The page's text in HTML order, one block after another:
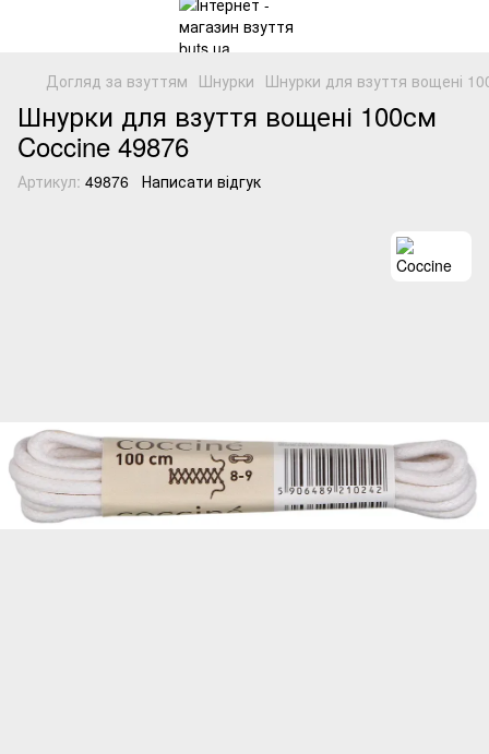
Догляд за взуттям Шнурки Шнурки для взуття вощені
Шнурки для взуття вощені 100см
Coccine 49876
Артикул: 49876 Написати відгук